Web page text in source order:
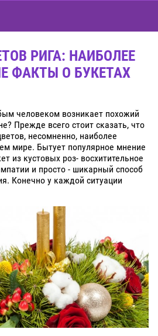
РИГА: НАИБОЛЕЕ
ФАКТЫ О БУКЕТАХ
человеком возникает похожий
Прежде всего стоит сказать, что
несомненно, наиболее
мире. Бытует популярное мнение
из кустовых роз- восхитительное
и просто - шикарный способ
Конечно у каждой ситуации